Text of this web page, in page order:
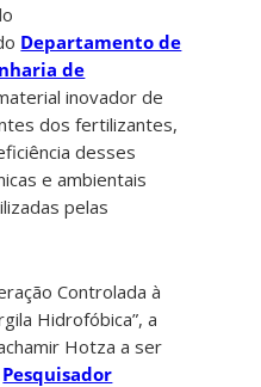
Departamento de
de
inovador de
dos fertilizantes,
desses
e ambientais
pelas
Controlada à
Hidrofóbica”, a
Hotza a ser
Pesquisador